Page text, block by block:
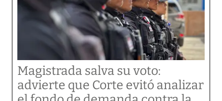
Magistrada salva su voto:
advierte que Corte evitó analizar